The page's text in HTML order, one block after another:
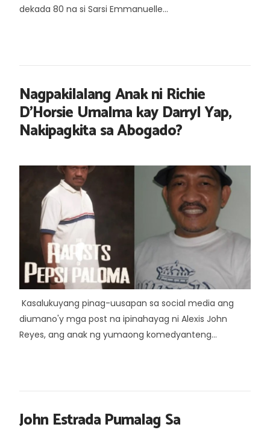
dekada 80 na si Sarsi Emmanuelle...
Nagpakilalang Anak ni Richie
D'Horsie Umalma kay Darryl Yap,
Nakipagkita sa Abogado?
Kasalukuyang pinag-uusapan sa social media ang
diumano'y mga post na ipinahayag ni Alexis John
Reyes, ang anak ng yumaong komedyanteng...
John Estrada Pumalag Sa